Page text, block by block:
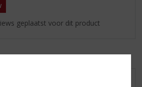
geplaatst voor dit product